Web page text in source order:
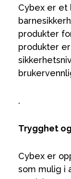
Cybex er et
produkter
produkter
.
Trygghet
Cybex er
som mulig i